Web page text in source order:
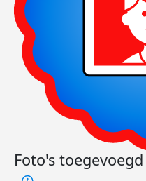
Foto's toegevoegd